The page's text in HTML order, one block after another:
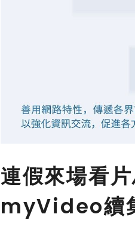
連假來場看
myVideo續